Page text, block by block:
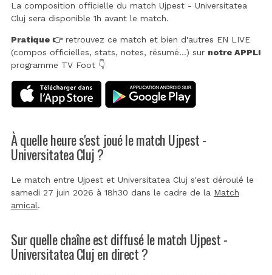
La composition officielle du match Ujpest - Universitatea
Cluj sera disponible 1h avant le match.
Pratique 👉retrouvez ce match et bien d'autres EN LIVE
(compos officielles, stats, notes, résumé...) sur notre APPLI
programme TV Foot 👇
À quelle heure s'est joué le match Ujpest -
Universitatea Cluj ?
Le match entre Ujpest et Universitatea Cluj s'est déroulé le
samedi 27 juin 2026 à 18h30 dans le cadre de la Match
amical.
Sur quelle chaîne est diffusé le match Ujpest -
Universitatea Cluj en direct ?